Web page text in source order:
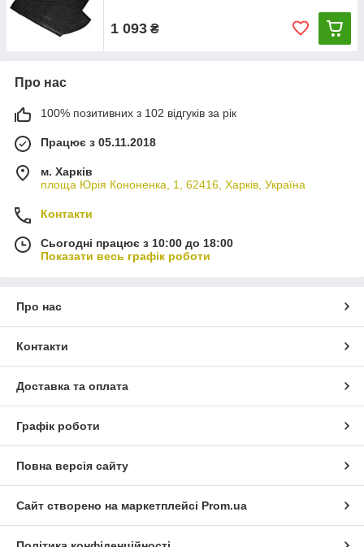
1 093 ₴
Про нас
100% позитивних з 102 відгуків за рік
Працює з 05.11.2018
м. Харків
площа Юрія Кононенка, 1, 62416, Харків, Україна
Контакти
Сьогодні працює з 10:00 до 18:00
Показати весь графік роботи
Про нас
Контакти
Доставка та оплата
Графік роботи
Повна версія сайту
Сайт створено на маркетплейсі Prom.ua